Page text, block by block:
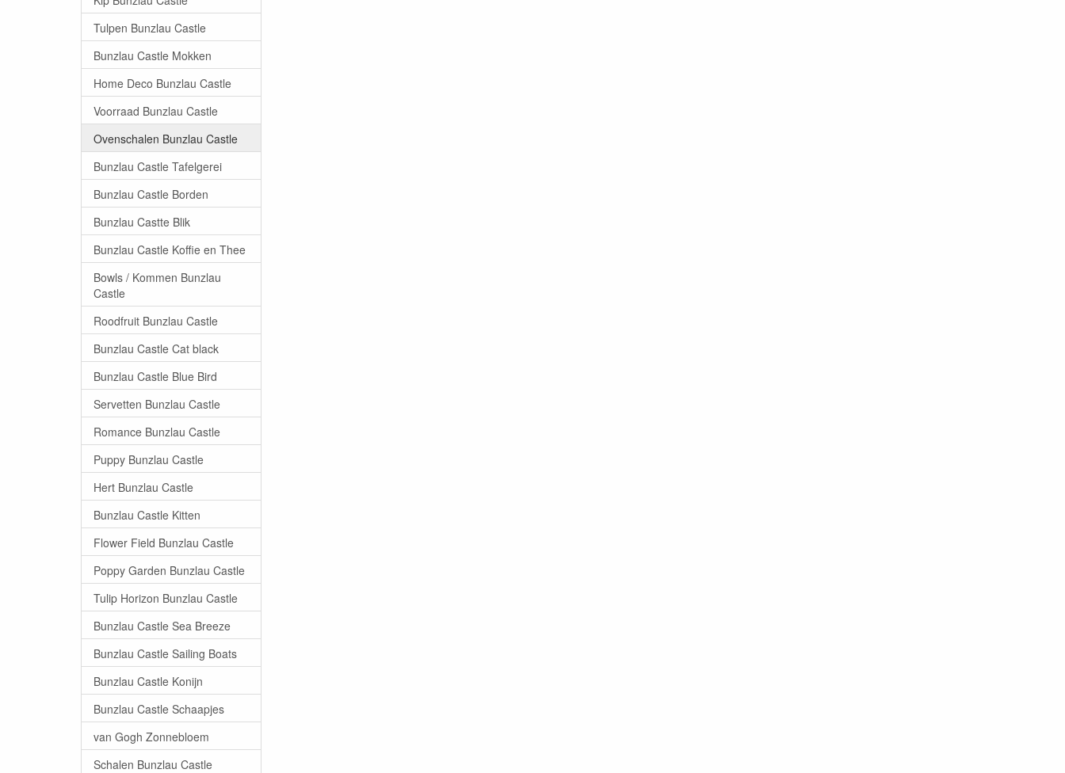
Tulpen Bunzlau Castle
Bunzlau Castle Mokken
Home Deco Bunzlau Castle
Voorraad Bunzlau Castle
Ovenschalen Bunzlau Castle
Bunzlau Castle Tafelgerei
Bunzlau Castle Borden
Bunzlau Castte Blik
Bunzlau Castle Koffie en Thee
Bowls / Kommen Bunzlau
Castle
Roodfruit Bunzlau Castle
Bunzlau Castle Cat black
Bunzlau Castle Blue Bird
Servetten Bunzlau Castle
Romance Bunzlau Castle
Puppy Bunzlau Castle
Hert Bunzlau Castle
Bunzlau Castle Kitten
Flower Field Bunzlau Castle
Poppy Garden Bunzlau Castle
Tulip Horizon Bunzlau Castle
Bunzlau Castle Sea Breeze
Bunzlau Castle Sailing Boats
Bunzlau Castle Konijn
Bunzlau Castle Schaapjes
van Gogh Zonnebloem
Schalen Bunzlau Castle